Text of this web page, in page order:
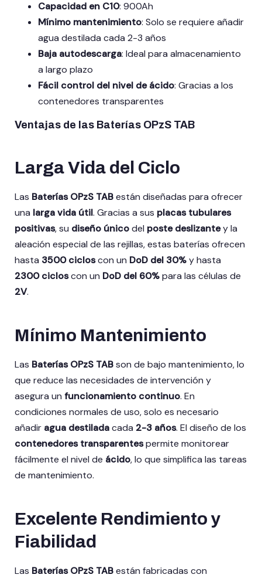
Capacidad en C10: 900Ah
Mínimo mantenimiento: Solo se requiere añadir
agua destilada cada 2-3 años
Baja autodescarga: Ideal para almacenamiento
a largo plazo
Fácil control del nivel de ácido: Gracias a los
contenedores transparentes
Ventajas de las Baterías OPzS TAB
Larga Vida del Ciclo
Las Baterías OPzS TABestán diseñadas para ofrecer
una larga vida útil. Gracias a sus placas tubulares
positivas, su diseño únicodel poste deslizantey la
aleación especial de las rejillas, estas baterías ofrecen
hasta 3500 cicloscon un DoD del 30%y hasta
2300 cicloscon un DoD del 60%para las células de
2V.
Mínimo Mantenimiento
Las Baterías OPzS TABson de bajo mantenimiento, lo
que reduce las necesidades de intervención y
asegura un funcionamiento continuo. En
condiciones normales de uso, solo es necesario
añadir agua destiladacada 2-3 años. El diseño de los
contenedores transparentespermite monitorear
fácilmente el nivel de ácido, lo que simplifica las tareas
de mantenimiento.
Excelente Rendimiento y
Fiabilidad
Las Baterías OPzS TABestán fabricadas con